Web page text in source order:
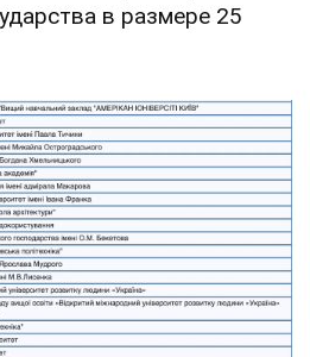
в размере 25